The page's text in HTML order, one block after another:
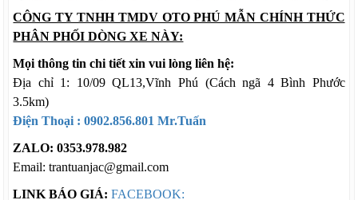
CÔNG TY TNHH TMDV OTO PHÚ MẪN CHÍNH THỨC
PHÂN PHỐI DÒNG XE NÀY:
Mọi thông tin chi tiết xin vui lòng liên hệ:
Địa chỉ 1: 10/09 QL13,Vĩnh Phú (Cách ngã 4 Bình Phước
3.5km)
Điện Thoại :0902.856.801 Mr.Tuấn
ZALO: 0353.978.982
Email: trantuanjac@gmail.com
LINK BÁO GIÁ: FACEBOOK: